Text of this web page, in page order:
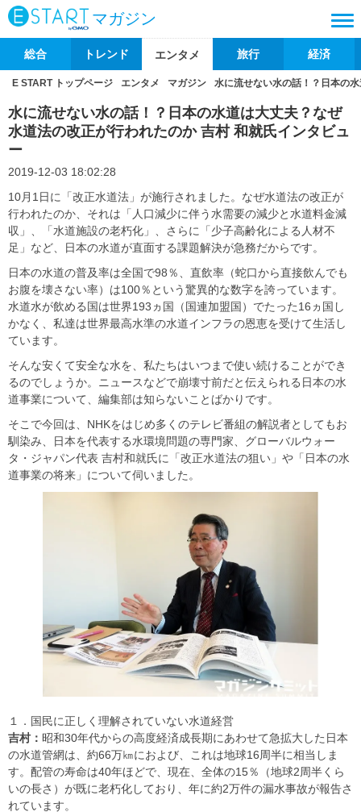
マガジン
総合 トレンド エンタメ 旅行 経済
E START トップページ エンタメ マガジン 水に流せない水の話！？日本の
水に流せない水の話！？日本の水道は大丈夫？なぜ
水道法の改正が行われたのか 吉村 和就氏インタビュ
ー
2019-12-03 18:02:28
10月1日に「改正水道法」が施行されました。なぜ水道法の改正が
行われたのか、それは「人口減少に伴う水需要の減少と水道料金減
収」、「水道施設の老朽化」、さらに「少子高齢化による人材不
足」など、日本の水道が直面する課題解決が急務だからです。
日本の水道の普及率は全国で98％、直飲率（蛇口から直接飲んでも
お腹を壊さない率）は100％という驚異的な数字を誇っています。
水道水が飲める国は世界193ヵ国（国連加盟国）でたった16ヵ国し
かなく、私達は世界最高水準の水道インフラの恩恵を受けて生活し
ています。
そんな安くて安全な水を、私たちはいつまで使い続けることができ
るのでしょうか。ニュースなどで崩壊寸前だと伝えられる日本の水
道事業について、編集部は知らないことばかりです。
そこで今回は、NHKをはじめ多くのテレビ番組の解説者としてもお
馴染み、日本を代表する水環境問題の専門家、グローバルウォー
タ・ジャパン代表 吉村和就氏に「改正水道法の狙い」や「日本の水
道事業の将来」について伺いました。
１．国民に正しく理解されていない水道経営
吉村： 昭和30年代からの高度経済成長期にあわせて急拡大した日本
の水道管網は、約66万㎞におよび、これは地球16周半に相当しま
す。配管の寿命は40年ほどで、現在、全体の15％（地球2周半くら
いの長さ）が既に老朽化しており、年に約2万件の漏水事故が報告さ
れています。